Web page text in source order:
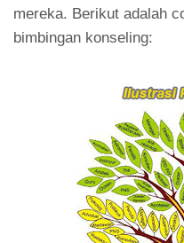
mereka. Berikut adalah
bimbingan konseling: